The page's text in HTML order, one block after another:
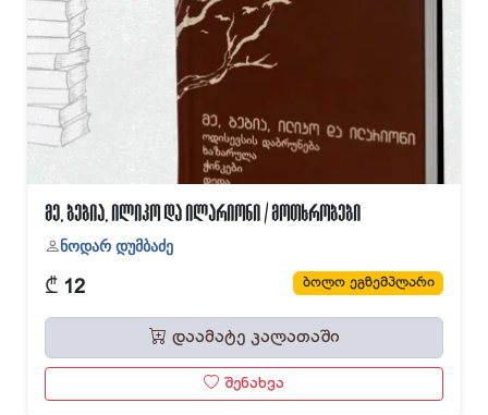
მე, ბებია, ილიკო და ილარიონი / მოთხრობები
ნოდარ დუმბაძე
₾ 12 ბოლო ეგზემპლარი
დაამატე კალათაში
შენახვა